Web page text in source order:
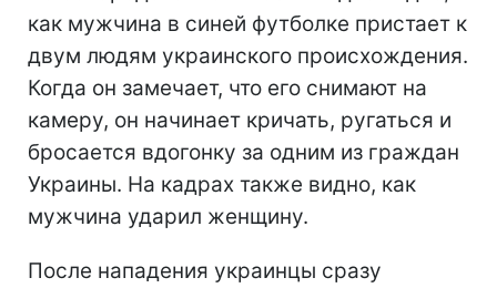
как мужчина в синей футболке пристает к
двум людям украинского происхождения.
Когда он замечает, что его снимают на
камеру, он начинает кричать, ругаться и
бросается вдогонку за одним из граждан
Украины. На кадрах также видно, как
мужчина ударил женщину.
После нападения украинцы сразу